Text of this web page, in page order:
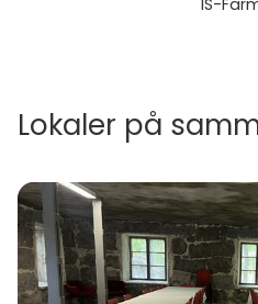
IS-
Lokaler på